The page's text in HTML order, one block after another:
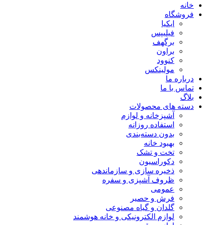
خانه
فروشگاه
ایکیا
فیلیپس
برگهف
براون
کنوود
مولینکس
درباره ما
تماس با ما
بلاگ
دسته های محصولات
آشپزخانه و لوازم
استفاده روزانه
بدون دسته‌بندی
بهبود خانه
تخت و تشک
دکوراسیون
ذخیره سازی و سازماندهی
ظروف آشپزی و سفره
عمومی
فرش و حصیر
گلدان و گیاه مصنوعی
لوازم الکترونیکی و خانه هوشمند